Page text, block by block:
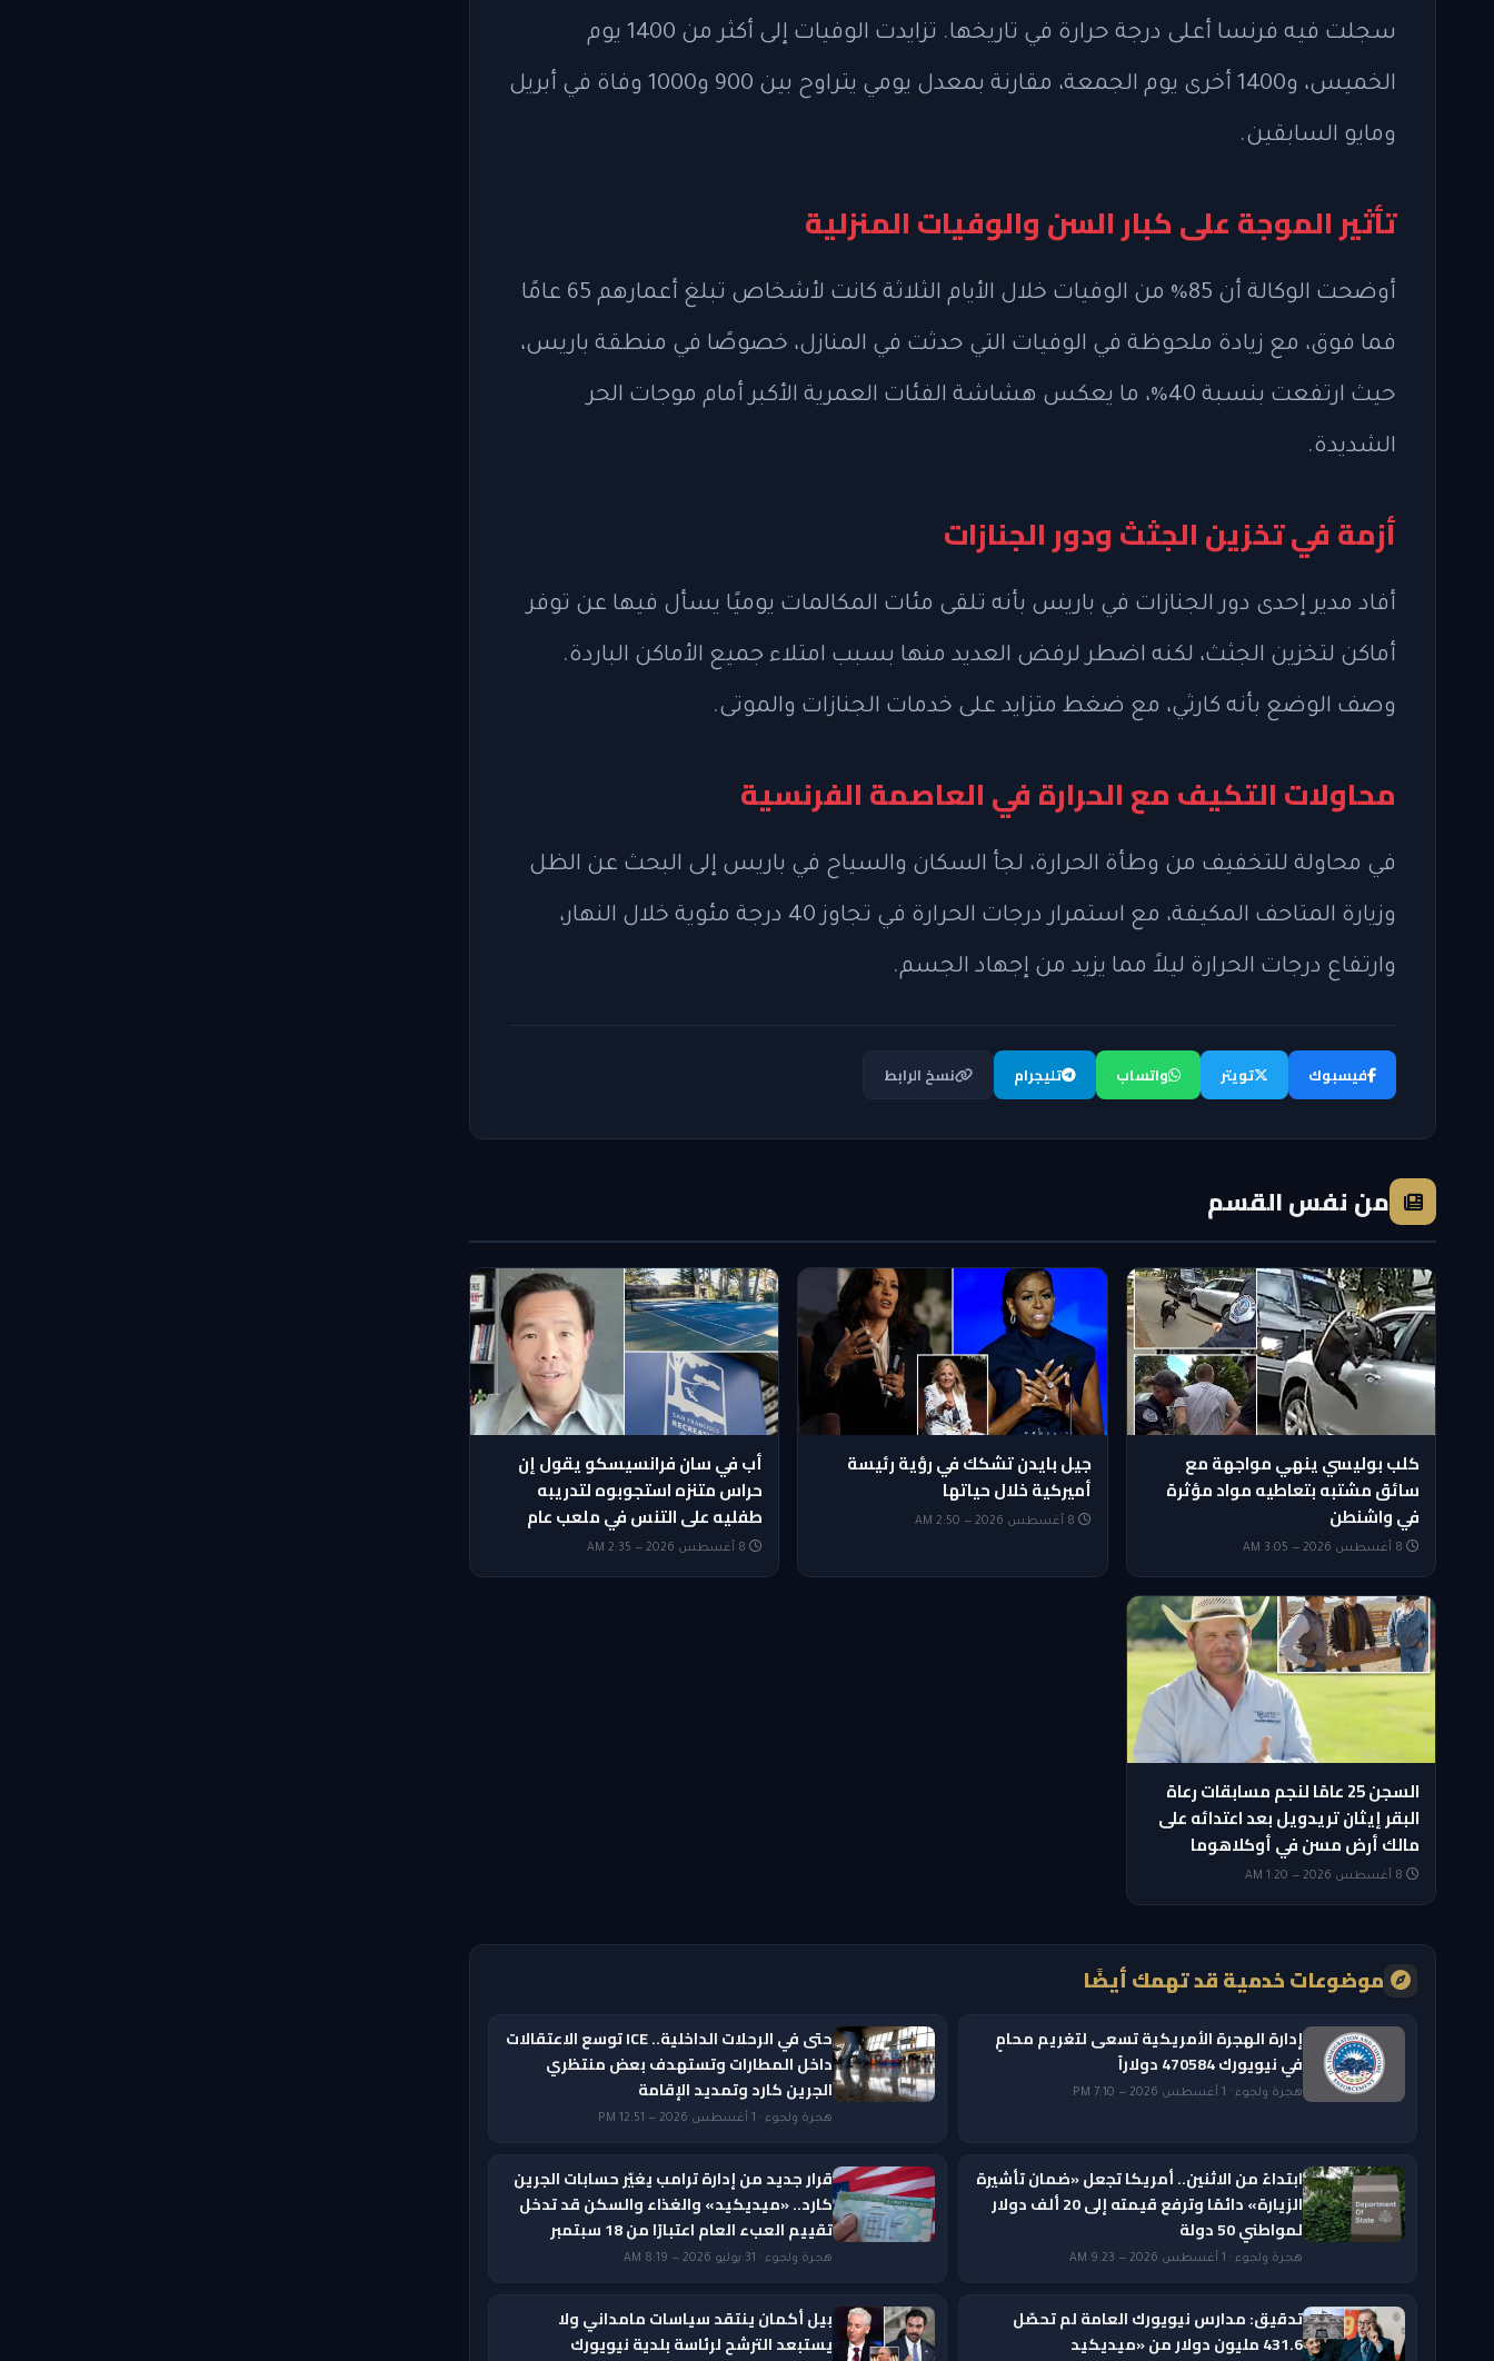
سجلت فيه فرنسا أعلى درجة حرارة في تاريخها. تزايدت الوفيات إلى أكثر من 1400 يوم
الخميس، و1400 أخرى يوم الجمعة، مقارنة بمعدل يومي يتراوح بين 900 و1000 وفاة في أبريل
ومايو السابقين.
تأثير الموجة على كبار السن والوفيات المنزلية
أوضحت الوكالة أن 85% من الوفيات خلال الأيام الثلاثة كانت لأشخاص تبلغ أعمارهم 65 عامًا
فما فوق، مع زيادة ملحوظة في الوفيات التي حدثت في المنازل، خصوصًا في منطقة باريس،
حيث ارتفعت بنسبة 40%، ما يعكس هشاشة الفئات العمرية الأكبر أمام موجات الحر
الشديدة.
أزمة في تخزين الجثث ودور الجنازات
أفاد مدير إحدى دور الجنازات في باريس بأنه تلقى مئات المكالمات يوميًا يسأل فيها عن توفر
أماكن لتخزين الجثث، لكنه اضطر لرفض العديد منها بسبب امتلاء جميع الأماكن الباردة.
وصف الوضع بأنه كارثي، مع ضغط متزايد على خدمات الجنازات والموتى.
محاولات التكيف مع الحرارة في العاصمة الفرنسية
في محاولة للتخفيف من وطأة الحرارة، لجأ السكان والسياح في باريس إلى البحث عن الظل
وزيارة المتاحف المكيفة، مع استمرار درجات الحرارة في تجاوز 40 درجة مئوية خلال النهار،
وارتفاع درجات الحرارة ليلاً مما يزيد من إجهاد الجسم.
فيسبوك تويتر واتساب تليجرام نسخ الرابط
من نفس القسم
كلب بوليسي ينهي مواجهة مع
سائق مشتبه بتعاطيه مواد مؤثرة
في واشنطن
جيل بايدن تشكك في رؤية رئيسة
أميركية خلال حياتها
أب في سان فرانسيسكو يقول إن
حراس متنزه استجوبوه لتدريبه
طفليه على التنس في ملعب عام
8 أغسطس 2026 — 2:35 AM
السجن 25 عامًا لنجم مسابقات رعاة
البقر إيثان تريدويل بعد اعتدائه على
مالك أرض مسن في أوكلاهوما
موضوعات خدمية قد تهمك أيضًا
إدارة الهجرة الأمريكية تسعى لتغريم محامٍ
في نيويورك 470584 دولاراً
هجرة ولجوء · 1 أغسطس 2026 — 7:10 PM
حتى في الرحلات الداخلية.. ICE توسع الاعتقالات
داخل المطارات وتستهدف بعض منتظري
الجرين كارد وتمديد الإقامة
هجرة ولجوء · 1 أغسطس 2026 — 12:51 PM
ابتداءً من الاثنين.. أمريكا تجعل «ضمان تأشيرة
الزيارة» دائمًا وترفع قيمته إلى 20 ألف دولار
لمواطني 50 دولة
هجرة ولجوء · 1 أغسطس 2026 — 9:23 AM
قرار جديد من إدارة ترامب يغيّر حسابات الجرين
كارد.. «ميديكيد» والغذاء والسكن قد تدخل
تقييم العبء العام اعتبارًا من 18 سبتمبر
هجرة ولجوء · 31 يوليو 2026 — 8:19 AM
تدقيق: مدارس نيويورك العامة لم تحصّل
431.6 مليون دولار من «ميديكيد
بيل أكمان ينتقد سياسات مامداني ولا
يستبعد الترشح لرئاسة بلدية نيويورك